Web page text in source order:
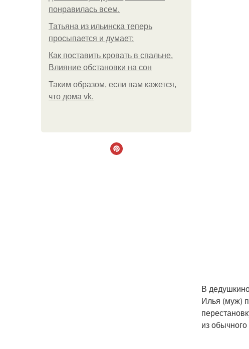
понравилась всем.
Татьяна из ильинска теперь
просыпается и думает:
Как поставить кровать в спальне.
Влияние обстановки на сон
Таким образом, если вам кажется,
что дома vk.
В
Илья (муж)
из